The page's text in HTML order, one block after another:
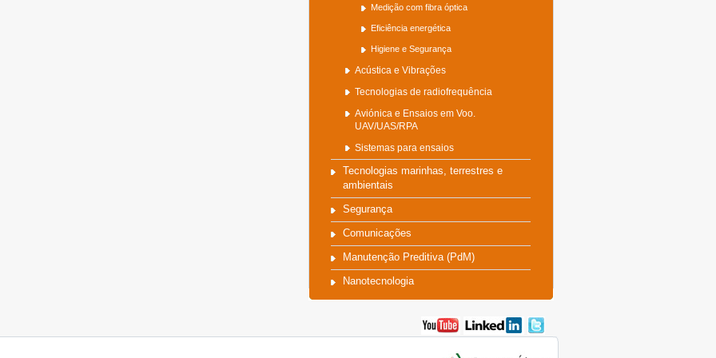
Medição com fibra óptica
Eficiência energética
Higiene e Segurança
Acústica e Vibrações
Tecnologias de radiofrequência
Aviónica e Ensaios em Voo.
UAV/UAS/RPA
Sistemas para ensaios
Tecnologias marinhas, terrestres e
ambientais
Segurança
Comunicações
Manutenção Preditiva (PdM)
Nanotecnologia